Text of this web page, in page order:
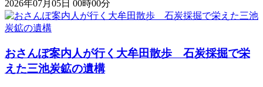
2026年07月05日 00時00分
おさんぽ案内人が行く大牟田散歩 石炭採掘で栄
えた三池炭鉱の遺構